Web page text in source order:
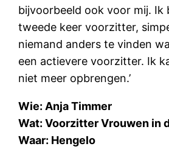
bijvoorbeeld ook voor mij. Ik
tweede keer voorzitter,
niemand anders te vinden
een actievere voorzitter. Ik
niet meer opbrengen.’
Wie: Anja Timmer
Wat: Voorzitter Vrouwen in
Waar: Hengelo